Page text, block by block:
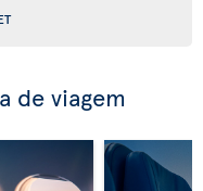
de viagem